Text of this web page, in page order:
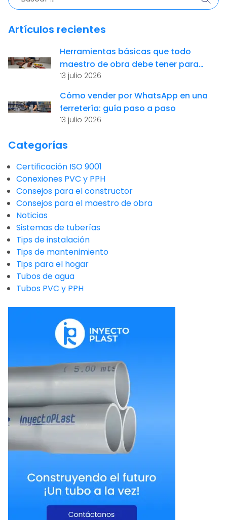
Artículos recientes
Herramientas básicas que todo
maestro de obra debe tener para
instalaciones sanitarias
13 julio 2026
Cómo vender por WhatsApp en una
ferretería: guía paso a paso
13 julio 2026
Categorías
Certificación ISO 9001
Conexiones PVC y PPH
Consejos para el constructor
Consejos para el maestro de obra
Noticias
Sistemas de tuberías
Tips de instalación
Tips de mantenimiento
Tips para el hogar
Tubos de agua
Tubos PVC y PPH